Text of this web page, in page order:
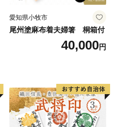
愛知県小牧市
尾州塗麻布着夫婦箸 桐箱付
40,000円